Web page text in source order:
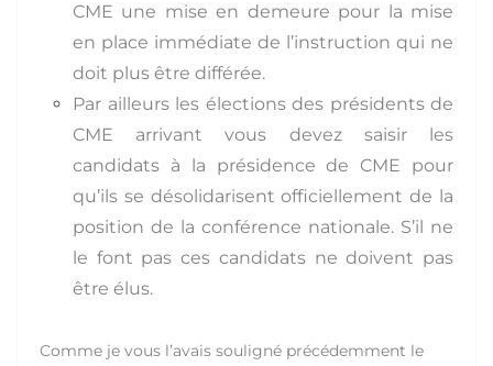
CME une mise en demeure pour la mise
en place immédiate de l’instruction qui ne
doit plus être différée.
Par ailleurs les élections des présidents de
CME arrivant vous devez saisir les
candidats à la présidence de CME pour
qu’ils se désolidarisent officiellement de la
position de la conférence nationale. S’il ne
le font pas ces candidats ne doivent pas
être élus.
Comme je vous l’avais souligné précédemment le